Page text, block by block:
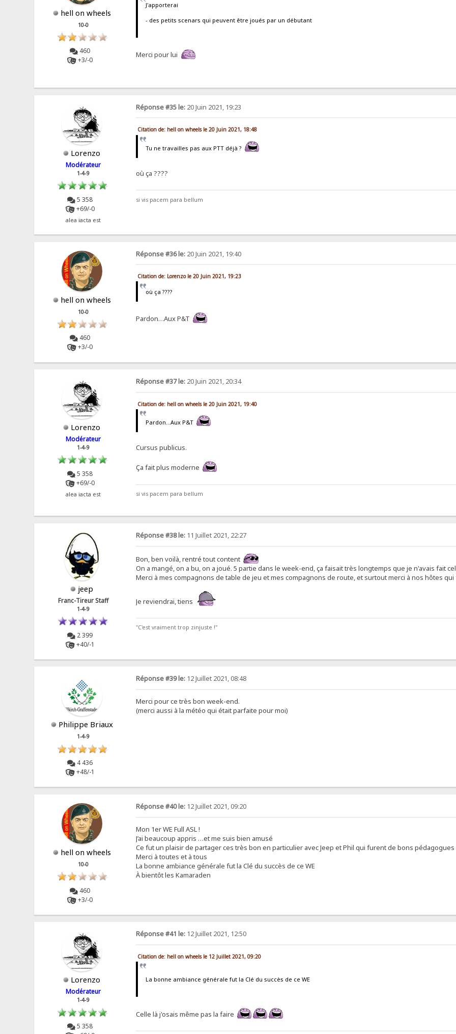
hell on wheels
10-0
460
+3/-0
J'apporterai
- des petits scenars qui peuvent être joués par un débutant
Merci pour lui
Lorenzo
Modérateur
1-4-9
5 358
+69/-0
alea iacta est
Réponse #35 le:20 Juin 2021, 19:23
Citation de: hell on wheels le 20 Juin 2021, 18:48
Tu ne travailles pas aux PTT déjà ?
où ça ????
si vis pacem para bellum
hell on wheels
10-0
460
+3/-0
Réponse #36 le:20 Juin 2021, 19:40
Citation de: Lorenzo le 20 Juin 2021, 19:23
où ça ????
Pardon…Aux P&T
Lorenzo
Modérateur
1-4-9
5 358
+69/-0
alea iacta est
Réponse #37 le:20 Juin 2021, 20:34
Citation de: hell on wheels le 20 Juin 2021, 19:40
Pardon…Aux P&T
Cursus publicus.
Ça fait plus moderne
si vis pacem para bellum
jeep
Franc-Tireur Staff
1-4-9
2 399
+40/-1
Réponse #38 le:11 Juillet 2021, 22:27
Bon, ben voilà, rentré tout content
On a mangé, on a bu, on a joué. 5 partie dans le week-end, ça faisait très longtemps que je n'avais fait
Merci à mes compagnons de table de jeu et mes compagnons de route, et surtout merci à nos hôtes
Je reviendrai, tiens
"C'est vraiment trop zinjuste !"
Philippe Briaux
1-4-9
4 436
+48/-1
Réponse #39 le:12 Juillet 2021, 08:48
Merci pour ce très bon week-end.
(merci aussi à la météo qui était parfaite pour moi)
hell on wheels
10-0
460
+3/-0
Réponse #40 le:12 Juillet 2021, 09:20
Mon 1er WE Full ASL !
J’ai beaucoup appris …et me suis bien amusé
Ce fut un plaisir de partager ces très bon en particulier avec Jeep et Phil qui furent de bons pédagogues
Merci à toutes et à tous
La bonne ambiance générale fut la Clé du succès de ce WE
À bientôt les Kamaraden
Lorenzo
Modérateur
1-4-9
5 358
Réponse #41 le:12 Juillet 2021, 12:50
Citation de: hell on wheels le 12 Juillet 2021, 09:20
La bonne ambiance générale fut la Clé du succès de ce WE
Celle là j'osais même pas la faire